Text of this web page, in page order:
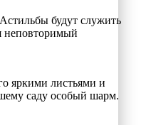
будут служить
неповторимый
яркими листьями и
саду особый шарм.